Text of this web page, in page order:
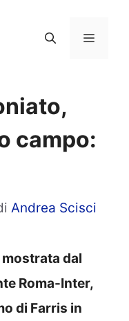
Menu
campo:
Andrea Scisci
dal
Roma-Inter,
di Farris in